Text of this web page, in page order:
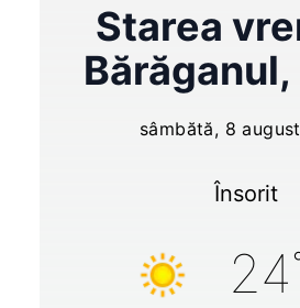
Starea
Bărăganul,
sâmbătă, 8
Însorit
24